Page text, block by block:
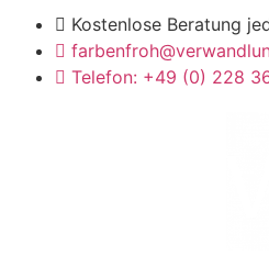
Kostenlose Beratung
Telefon: +49 (0) 228